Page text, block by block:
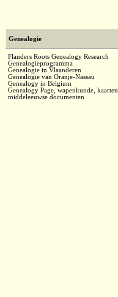
Genealogie
Flanders Roots Genealogy Research
Genealogieprogramma
Genealogie in Vlaanderen
Genealogie van Oranje-Nassau
Genealogy in Belgium
Genealogy Page, wapenkunde, kaarten,
middeleeuwse documenten